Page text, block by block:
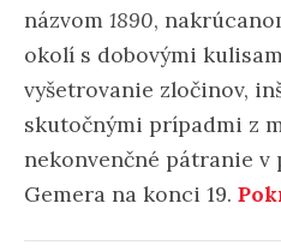
názvom 1890,
okolí s dobovými
vyšetrovanie zločinov,
skutočnými prípadmi z
nekonvenčné pátranie
Gemera na konci 19.